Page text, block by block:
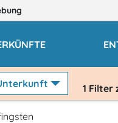
1 Filter